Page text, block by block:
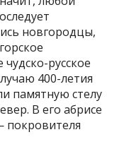
новгородцы,
русское
400-летия
памятную стелу
В его абрисе
покровителя